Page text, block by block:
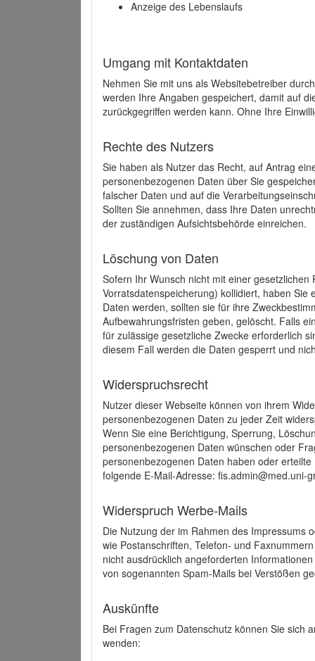
Anzeige des Lebenslaufs
Umgang mit Kontaktdaten
Nehmen Sie mit uns als Websitebetreiber
werden Ihre Angaben gespeichert, damit auf
zurückgegriffen werden kann. Ohne Ihre
Rechte des Nutzers
Sie haben als Nutzer das Recht, auf Antrag
personenbezogenen Daten über Sie
falscher Daten und auf die
Sollten Sie annehmen, dass Ihre Daten
der zuständigen Aufsichtsbehörde einreichen.
Löschung von Daten
Sofern Ihr Wunsch nicht mit einer
Vorratsdatenspeicherung) kollidiert, haben
Daten werden, sollten sie für ihre
Aufbewahrungsfristen geben, gelöscht. Falls
für zulässige gesetzliche Zwecke erforderlich
diesem Fall werden die Daten gesperrt und
Widerspruchsrecht
Nutzer dieser Webseite können von ihrem
personenbezogenen Daten zu jeder Zeit
Wenn Sie eine Berichtigung, Sperrung,
personenbezogenen Daten wünschen oder
personenbezogenen Daten haben oder
folgende E-Mail-Adresse: fis.admin@med.uni-
Widerspruch Werbe-Mails
Die Nutzung der im Rahmen des Impressums
wie Postanschriften, Telefon- und
nicht ausdrücklich angeforderten
von sogenannten Spam-Mails bei Verstößen
Auskünfte
Bei Fragen zum Datenschutz können Sie sich
wenden: